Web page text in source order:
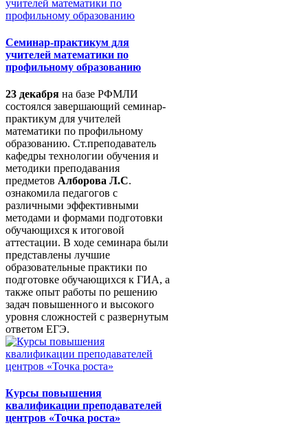
Семинар-практикум для
учителей математики по
профильному образованию
23 декабря на базе РФМЛИ
состоялся завершающий семинар-
практикум для учителей
математики по профильному
образованию. Ст.преподаватель
кафедры технологии обучения и
методики преподавания
предметов Алборова Л.С.
ознакомила педагогов с
различными эффективными
методами и формами подготовки
обучающихся к итоговой
аттестации. В ходе семинара были
представлены лучшие
образовательные практики по
подготовке обучающихся к ГИА, а
также опыт работы по решению
задач повышенного и высокого
уровня сложностей с развернутым
ответом ЕГЭ.
Курсы повышения
квалификации преподавателей
центров «Точка роста»